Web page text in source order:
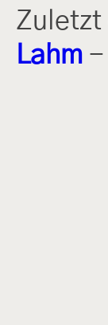
Zuletzt
Lahm -